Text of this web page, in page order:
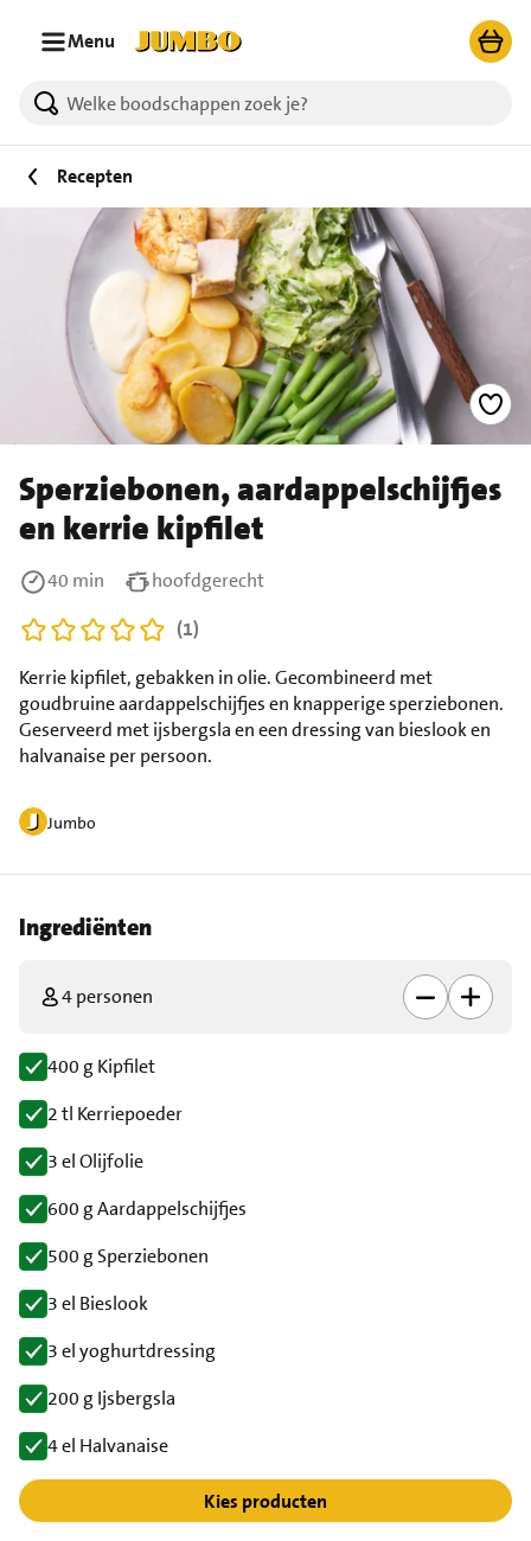
Menu
Recepten
Sperziebonen, aardappelschijfjes
en kerrie kipfilet
Jumbo
Kerrie kipfilet, gebakken in olie. Gecombineerd met
goudbruine aardappelschijfjes en knapperige sperziebonen.
Geserveerd met ijsbergsla en een dressing van bieslook en
halvanaise per persoon.
40 min
hoofdgerecht
(1)
Ingrediënten
4 personen
400 g Kipfilet
2 tl Kerriepoeder
3 el Olijfolie
600 g Aardappelschijfjes
500 g Sperziebonen
3 el Bieslook
3 el yoghurtdressing
200 g Ijsbergsla
4 el Halvanaise
Kies producten